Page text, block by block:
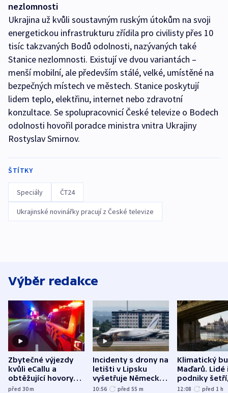
nezlomnosti
Ukrajina už kvůli soustavným ruským útokům na svoji
energetickou infrastrukturu zřídila pro civilisty přes 10
tisíc takzvaných Bodů odolnosti, nazývaných také
Stanice nezlomnosti. Existují ve dvou variantách –
menší mobilní, ale především stálé, velké, umístěné na
bezpečných místech ve městech. Stanice poskytují
lidem teplo, elektřinu, internet nebo zdravotní
konzultace. Se spolupracovnicí České televize o Bodech
odolnosti hovořil poradce ministra vnitra Ukrajiny
Rostyslav Smirnov.
ŠTÍTKY
Speciály ČT24
Ukrajinské novinářky pracují z České televize
Výběr redakce
Zbytečné výjezdy
kvůli eCallu a
obtěžující hovory
zdržují záchranáře
před 30m
Incidenty s drony na
letišti v Lipsku
vyšetřuje Německo
jako úmyslný pokus
10:56 před 55 m
Klimatický
Maďarů. Lidé
podniky
omezuje se
12:08 před 1 h